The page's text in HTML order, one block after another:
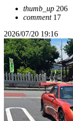
thumb_up 206
comment17
2026/07/20 19:16